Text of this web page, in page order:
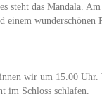
steht das Mandala.
einem wunderschönen
wir um 15.00
im Schloss schlafen.